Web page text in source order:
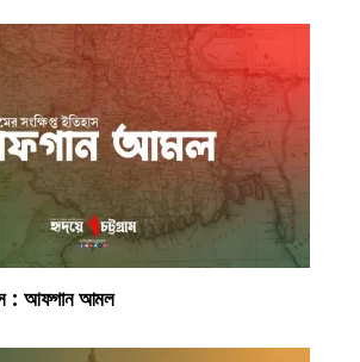
: আফগান আমল